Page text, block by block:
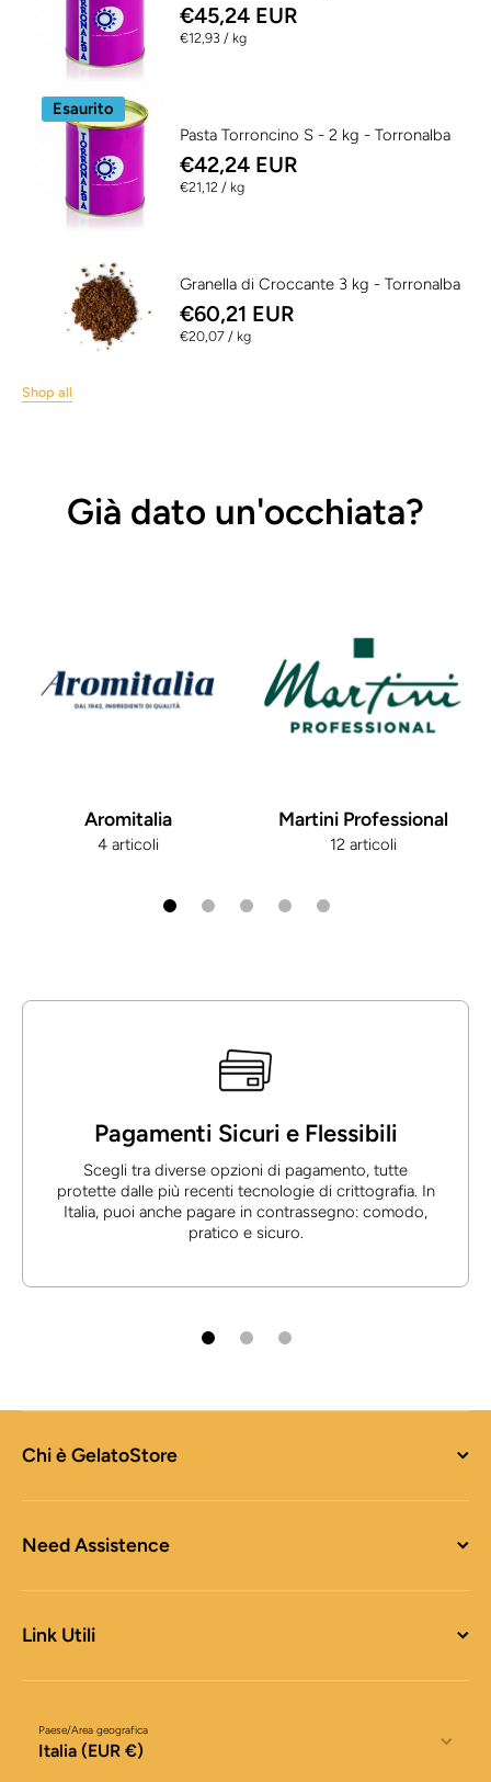
€45,24 EUR
€12,93 / per
kg
Esaurito
Pasta Torroncino S - 2 kg - Torronalba
€42,24 EUR
€21,12 / per
kg
Granella di Croccante 3 kg - Torronalba
€60,21 EUR
€20,07 / per
kg
Shop all
Già dato un'occhiata?
Aromitalia
4 articoli
Martini Professional
12 articoli
Pagamenti Sicuri e Flessibili
Scegli tra diverse opzioni di pagamento, tutte
protette dalle più recenti tecnologie di crittografia. In
Italia, puoi anche pagare in contrassegno: comodo,
pratico e sicuro.
Chi è GelatoStore
Need Assistence
Link Utili
Paese/Area geografica
Italia (EUR €)